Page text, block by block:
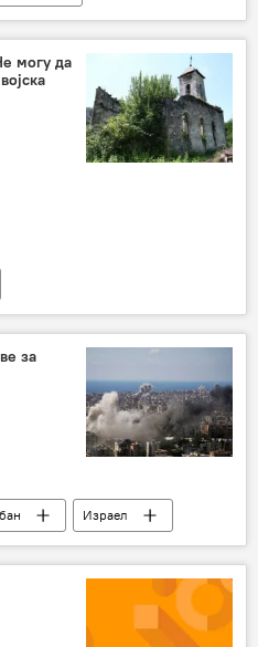
могу да
армија БиХ
споменика
за
Израел
истоку